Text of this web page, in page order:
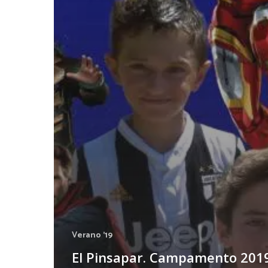
Verano '19
El Pinsapar. Campamento